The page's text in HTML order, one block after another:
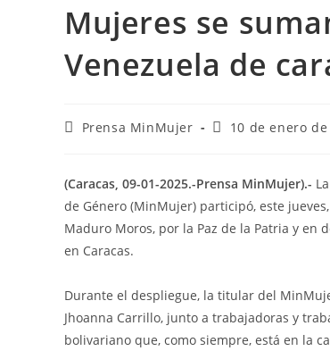
Mujeres se
Venezuela de
Prensa MinMujer 10 de enero de
(Caracas, 09-01-2025.-Prensa MinMujer).-
de Género (MinMujer) participó, este
Maduro Moros, por la Paz de la Patria y en
en Caracas.
Durante el despliegue, la titular del
Jhoanna Carrillo, junto a trabajadoras y
bolivariano que, como siempre, está en la